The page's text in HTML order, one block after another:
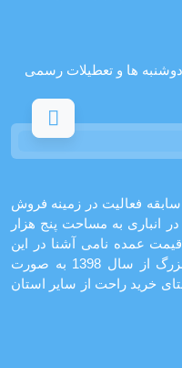
ها و تعطیلات رسمی
با بیش از 20 سال سابقه فعالیت در زمینه فروش
به مساحت پنج هزار
عمده نامی آشنا در این
عرصه میباشد. فروشگاه اینترنتی آقابزرگ از سال 1398 به صورت
خرید راحت از سایر استان